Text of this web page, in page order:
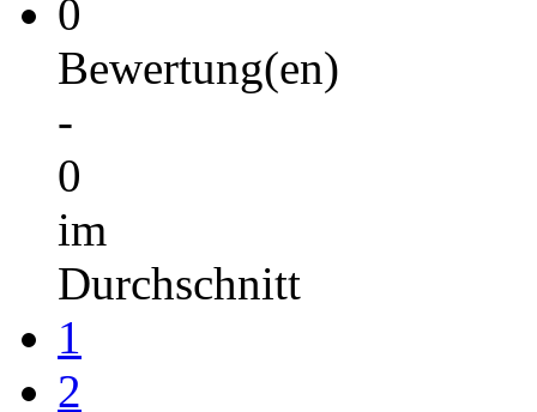
0
Bewertung(en)
-
0
im
Durchschnitt
1
2